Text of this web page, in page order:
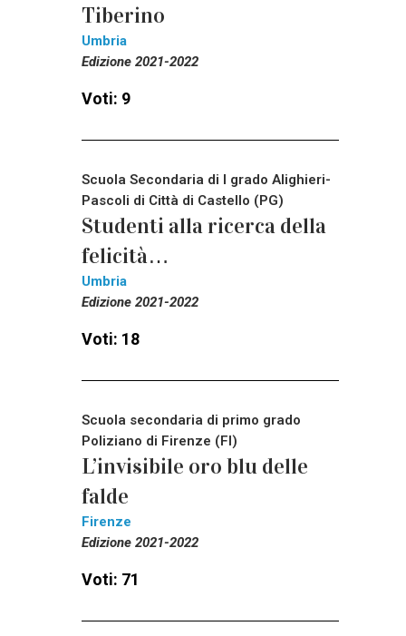
Tiberino
Umbria
Edizione 2021-2022
Voti: 9
Scuola Secondaria di I grado Alighieri-
Pascoli di Città di Castello (PG)
Studenti alla ricerca della
felicità…
Umbria
Edizione 2021-2022
Voti: 18
Scuola secondaria di primo grado
Poliziano di Firenze (FI)
L’invisibile oro blu delle
falde
Firenze
Edizione 2021-2022
Voti: 71